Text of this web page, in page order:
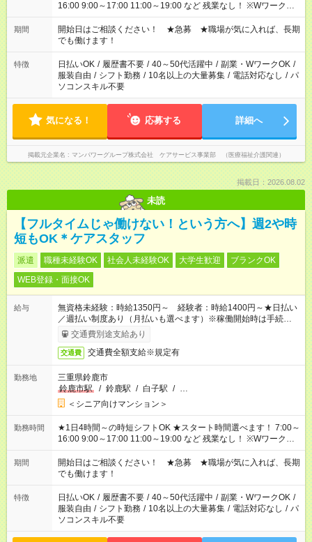
16:00 9:00～17:00 11:00～19:00 など 残業なし！ ※Wワークの
場合、他のお仕事と合わせ週40時間超の就業はご案内できませ
ん ※法令に基づき、週20時間以上勤務は社会保険への加入対象
となります ※労働者派遣法（日雇い派遣の原則禁止）により、
短時間・短期間の就業はご案内が難しい場合があります
期間
開始日はご相談ください！ ★急募 ★職場が気に入れば、長期
でも働けます！
特徴 日払いOK / 履歴書不要 / 40～50代活躍中 / 副業・WワークOK /
服装自由 / シフト勤務 / 10名以上の大量募集 / 電話対応なし / パ
ソコンスキル不要
気になる！ 応募する 詳細へ
掲載元企業名 マンパワーグループ株式会社 ケアサービス事業部 （医療福祉介護関連）
掲載日：2026.08.02
未読
【フルタイムじゃ働けない！という方へ】週2や時
短もOK＊ケアスタッフ
派遣 職種未経験OK 社会人未経験OK 大学生歓迎
ブランクOK
WEB登録・面接OK
給与
無資格未経験：時給1350円～ 経験者：時給1400円～★日払い
／週払い制度あり（月払いも選べます）※稼働開始時は手続き完
了次第のお支払いとなります。
交通費別途支給あり
交通費 交通費全額支給※規定有
勤務地
三重県鈴鹿市
鈴鹿市駅
/ 鈴鹿駅 / 白子駅 / …
＜シニア向けマンション＞
勤務時間
★1日4時間～の時短シフトOK ★スタート時間選べます！ 7:00～
16:00 9:00～17:00 11:00～19:00 など 残業なし！ ※Wワークの
場合、他のお仕事と合わせ週40時間超の就業はご案内できませ
ん ※法令に基づき、週20時間以上勤務は社会保険への加入対象
となります ※労働者派遣法（日雇い派遣の原則禁止）により、
短時間・短期間の就業はご案内が難しい場合があります
期間
開始日はご相談ください！ ★急募 ★職場が気に入れば、長期
でも働けます！
特徴 日払いOK / 履歴書不要 / 40～50代活躍中 / 副業・WワークOK /
服装自由 / シフト勤務 / 10名以上の大量募集 / 電話対応なし / パ
ソコンスキル不要